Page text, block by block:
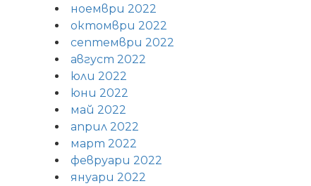
ноември 2022
октомври 2022
септември 2022
август 2022
юли 2022
юни 2022
май 2022
април 2022
март 2022
февруари 2022
януари 2022